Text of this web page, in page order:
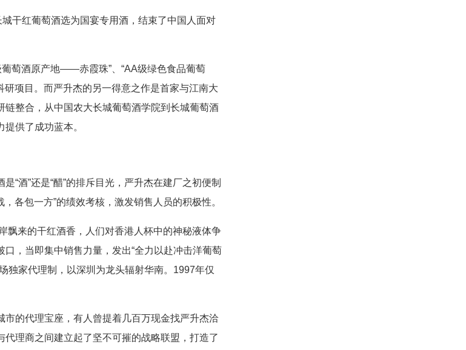
红葡萄酒选为国宴专用酒，结束了中国人面对
萄酒原产地——赤霞珠”、“AA级绿色食品葡萄
研项目。而严升杰的另一得意之作是首家与江南大
整合，从中国农大长城葡萄酒学院到长城葡萄酒
供了成功蓝本。
酒”还是“醋”的排斥目光，严升杰在建厂之初便制
各包一方”的绩效考核，激发销售人员的积极性。
来的干红酒香，人们对香港人杯中的神秘液体争
，当即集中销售力量，发出“全力以赴冲击洋葡萄
独家代理制，以深圳为龙头辐射华南。1997年仅
的代理宝座，有人曾提着几百万现金找严升杰洽
理商之间建立起了坚不可摧的战略联盟，打造了